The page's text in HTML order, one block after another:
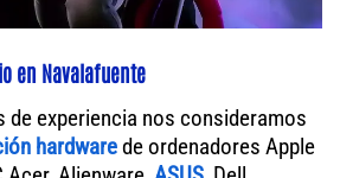
en Navalafuente
de experiencia nos consideramos
hardwarede ordenadores Apple